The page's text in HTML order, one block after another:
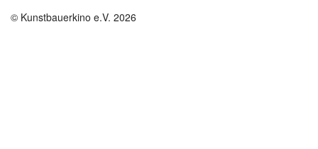
© Kunstbauerkino e.V. 2026